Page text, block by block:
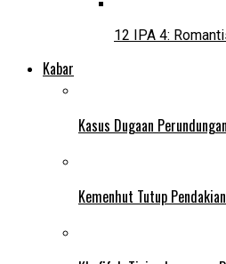
12 IPA 4:
Kabar
Kasus Dugaan
Kemenhut Tutup